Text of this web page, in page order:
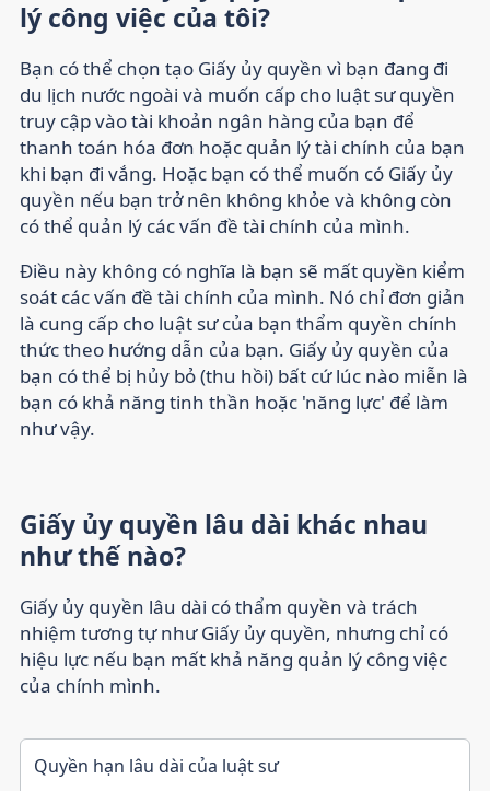
lý công việc của tôi?
Bạn có thể chọn tạo Giấy ủy quyền vì bạn đang đi
du lịch nước ngoài và muốn cấp cho luật sư quyền
truy cập vào tài khoản ngân hàng của bạn để
thanh toán hóa đơn hoặc quản lý tài chính của bạn
khi bạn đi vắng. Hoặc bạn có thể muốn có Giấy ủy
quyền nếu bạn trở nên không khỏe và không còn
có thể quản lý các vấn đề tài chính của mình.
Điều này không có nghĩa là bạn sẽ mất quyền kiểm
soát các vấn đề tài chính của mình. Nó chỉ đơn giản
là cung cấp cho luật sư của bạn thẩm quyền chính
thức theo hướng dẫn của bạn. Giấy ủy quyền của
bạn có thể bị hủy bỏ (thu hồi) bất cứ lúc nào miễn là
bạn có khả năng tinh thần hoặc 'năng lực' để làm
như vậy.
Giấy ủy quyền lâu dài khác nhau
như thế nào?
Giấy ủy quyền lâu dài có thẩm quyền và trách
nhiệm tương tự như Giấy ủy quyền, nhưng chỉ có
hiệu lực nếu bạn mất khả năng quản lý công việc
của chính mình.
Quyền hạn lâu dài của luật sư